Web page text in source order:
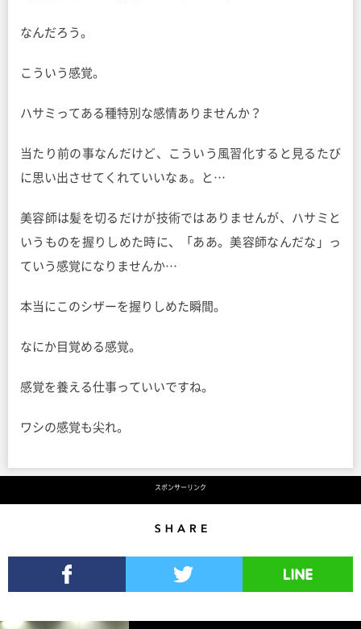
なんだろう。
こういう感覚。
ハサミってある種特別な感情ありませんか？
当たり前の事なんだけど、こういう風習化すると見るたび
に思い出させてくれていいなぁ。と…
美容師は髪を切るだけが技術ではありませんが、ハサミと
いうものを握りしめた時に、「ああ。美容師なんだな」っ
ていう感覚になりませんか…
本当にこのシザーを握りしめた瞬間。
なにか目覚める感覚。
感覚を養える仕事っていいですね。
ワシの感覚も尖れ。
スポンサーリンク